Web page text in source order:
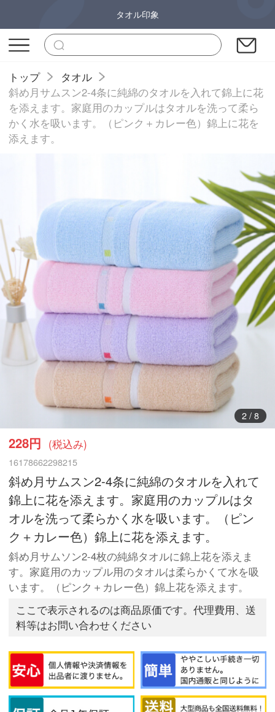
タオル印象
トップ
タオル
斜め月サムスン2-4条に純綿のタオルを入れて錦上に花
を添えます。家庭用のカップルはタオルを洗って柔ら
かく水を吸います。（ピンク＋カレー色）錦上に花を
添えます。
3/ 8
228円 (税込み)
16178662298215
斜め月サムスン2-4条に純綿のタオルを入れて
錦上に花を添えます。家庭用のカップルはタ
オルを洗って柔らかく水を吸います。（ピン
ク＋カレー色）錦上に花を添えます。
斜め月サムソン2-4枚の純綿タオルに錦上花を添えま
す。家庭用のカップル用のタオルは柔らかくて水を吸
います。（ピンク＋カレー色）錦上花を添えます。
ここで表示されるのは商品原価です。代理費用、送
料等はお問い合わせください